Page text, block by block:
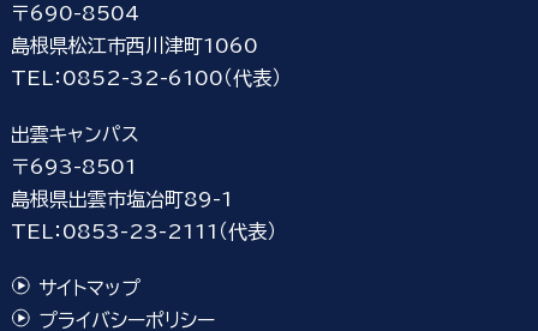
〒690-8504
島根県松江市西川津町1060
TEL：0852-32-6100（代表）
出雲キャンパス
〒693-8501
島根県出雲市塩冶町89-1
TEL：0853-23-2111（代表）
サイトマップ
プライバシーポリシー